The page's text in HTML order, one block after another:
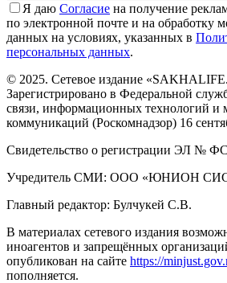
Я даю Cогласие на получение
по электронной почте и на обработку
данных на условиях, указанных в
персональных данных.
© 2025. Сетевое издание
Зарегистрировано в Федеральной
связи, информационных технологий и
коммуникаций (Роскомнадзор) 16
Свидетельство о регистрации ЭЛ №
Учредитель СМИ: ООО «ЮНИОН
Главный редактор: Булчукей С.В.
В материалах сетевого издания
иноагентов и запрещённых
опубликован на сайте https://
пополняется.